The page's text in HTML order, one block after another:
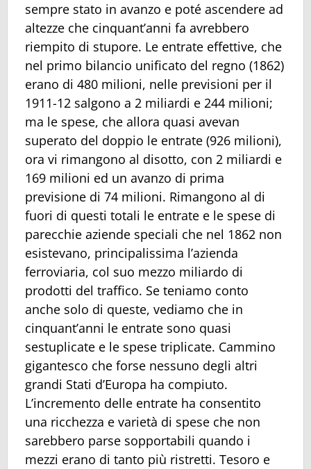
sempre stato in avanzo e poté ascendere ad
altezze che cinquant’anni fa avrebbero
riempito di stupore. Le entrate effettive, che
nel primo bilancio unificato del regno (1862)
erano di 480 milioni, nelle previsioni per il
1911-12 salgono a 2 miliardi e 244 milioni;
ma le spese, che allora quasi avevan
superato del doppio le entrate (926 milioni),
ora vi rimangono al disotto, con 2 miliardi e
169 milioni ed un avanzo di prima
previsione di 74 milioni. Rimangono al di
fuori di questi totali le entrate e le spese di
parecchie aziende speciali che nel 1862 non
esistevano, principalissima l’azienda
ferroviaria, col suo mezzo miliardo di
prodotti del traffico. Se teniamo conto
anche solo di queste, vediamo che in
cinquant’anni le entrate sono quasi
sestuplicate e le spese triplicate. Cammino
gigantesco che forse nessuno degli altri
grandi Stati d’Europa ha compiuto.
L’incremento delle entrate ha consentito
una ricchezza e varietà di spese che non
sarebbero parse sopportabili quando i
mezzi erano di tanto più ristretti. Tesoro e